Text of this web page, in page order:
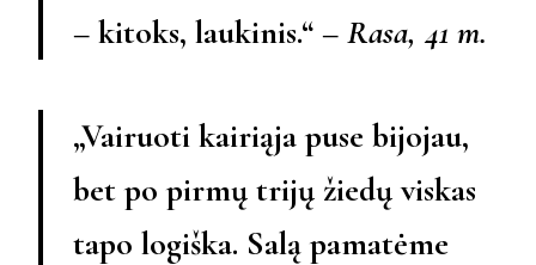
– kitoks, laukinis.“ – Rasa, 41 m.
„Vairuoti kairiąja puse bijojau,
bet po pirmų trijų žiedų viskas
tapo logiška. Salą pamatėme